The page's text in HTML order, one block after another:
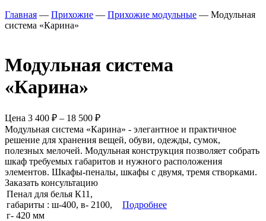
Главная — Прихожие — Прихожие модульные — Модульная
система «Карина»
Модульная система
«Карина»
Цена 3 400 ₽ – 18 500 ₽
Модульная система «Карина» - элегантное и практичное
решение для хранения вещей, обуви, одежды, сумок,
полезных мелочей. Модульная конструкция позволяет собрать
шкаф требуемых габаритов и нужного расположения
элементов. Шкафы-пеналы, шкафы с двумя, тремя створками.
Заказать консультацию
Пенал для белья К11,
габариты : ш-400, в- 2100,
г- 420 мм
Подробнее